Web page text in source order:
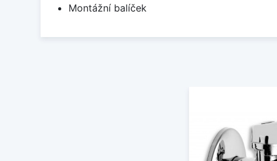
Montážní balíček